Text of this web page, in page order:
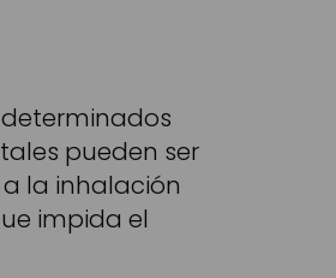
pueden ser
la inhalación
impida el